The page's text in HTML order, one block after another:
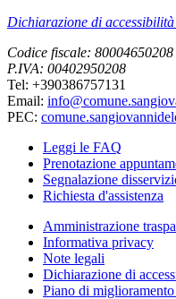
Dichiarazione di
Codice fiscale: 80004650208
P.IVA: 00402950208
Tel: +390386757131
Email:
PEC:
Leggi le FAQ
Prenotazione
Segnalazione
Richiesta d'assistenza
Amministrazione
Informativa privacy
Note legali
Dichiarazione di
Piano di